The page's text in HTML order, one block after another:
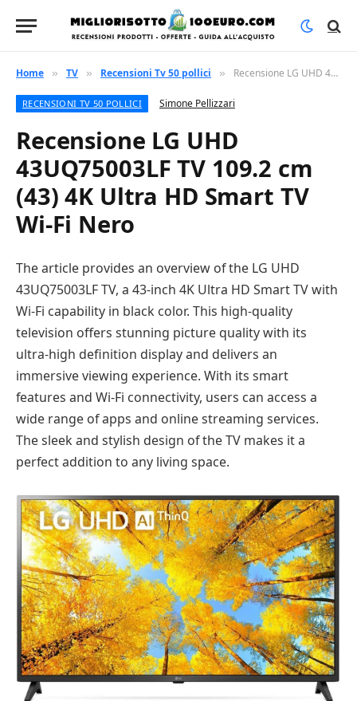
Home » TV » Recensioni Tv 50 pollici » Recensione LG UHD 43UQ75003LF TV 109.2 cm (43) 4K Ultra HD Smart TV Wi-Fi Nero
RECENSIONI TV 50 POLLICI Simone Pellizzari
Recensione LG UHD
43UQ75003LF TV 109.2 cm
(43) 4K Ultra HD Smart TV
Wi-Fi Nero
The article provides an overview of the LG UHD
43UQ75003LF TV, a 43-inch 4K Ultra HD Smart TV with
Wi-Fi capability in black color. This high-quality
television offers stunning picture quality with its
ultra-high definition display and delivers an
immersive viewing experience. With its smart
features and Wi-Fi connectivity, users can access a
wide range of apps and online streaming services.
The sleek and stylish design of the TV makes it a
perfect addition to any living space.